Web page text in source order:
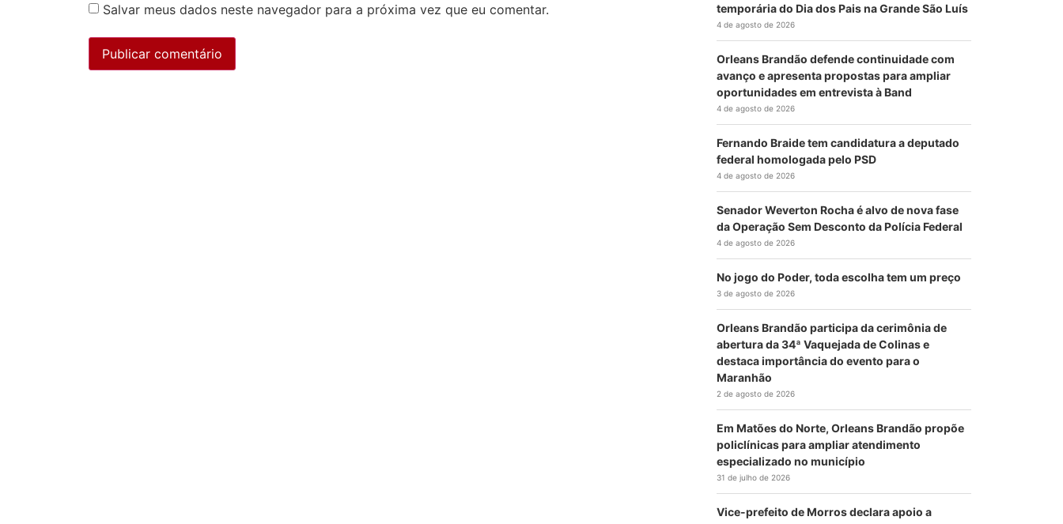
Salvar meus dados neste navegador para a próxima vez que eu comentar.
temporária do Dia dos Pais na Grande São Luís
4 de agosto de 2026
Orleans Brandão defende continuidade com
avanço e apresenta propostas para ampliar
oportunidades em entrevista à Band
4 de agosto de 2026
Fernando Braide tem candidatura a deputado
federal homologada pelo PSD
4 de agosto de 2026
Senador Weverton Rocha é alvo de nova fase
da Operação Sem Desconto da Polícia Federal
4 de agosto de 2026
No jogo do Poder, toda escolha tem um preço
3 de agosto de 2026
Orleans Brandão participa da cerimônia de
abertura da 34ª Vaquejada de Colinas e
destaca importância do evento para o
Maranhão
2 de agosto de 2026
Em Matões do Norte, Orleans Brandão propõe
policlínicas para ampliar atendimento
especializado no município
31 de julho de 2026
Vice-prefeito de Morros declara apoio a